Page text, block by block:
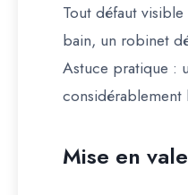
Tout défaut
bain, un robinet
Astuce pratique :
considérablement
Mise en